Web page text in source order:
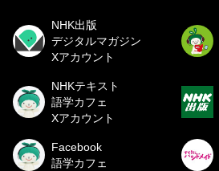
NHK出版
デジタルマガジン
Xアカウント
NHKテキスト
語学カフェ
Xアカウント
Facebook
語学カフェ